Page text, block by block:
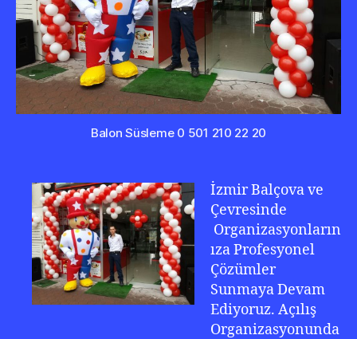
Balon Süsleme 0 501 210 22 20
İzmir Balçova ve
Çevresinde
Organizasyonların
ıza Profesyonel
Çözümler
Sunmaya Devam
Ediyoruz. Açılış
Organizasyonunda